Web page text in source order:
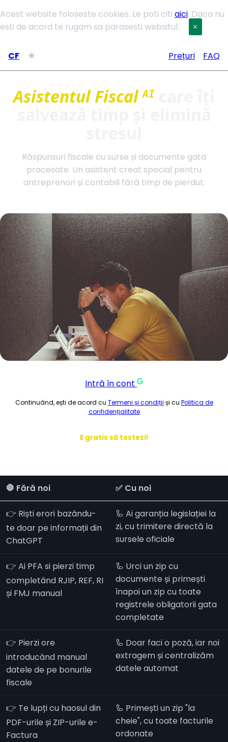
Acest website foloseste cookies. Le poti citi aici. Daca nu
esti de acord te rugam sa parasesti websitul.
CF Prețuri FAQ
Asistentul FiscalAI
Răspunsuri fiscale cu surse și documente gata
procesate. Un asistent creat special pentru
antreprenori și contabili fără timp de pierdut.
Intră în cont
Continuând, ești de acord cu Termeni și condiții și cu Politica de
confidențialitate
E gratis să testezi!
🛑 Fără noi ✅ Cu noi
👉 Riști erori bazându-
te doar pe informații din
ChatGPT
🦾 Ai garanția legislației la
zi, cu trimitere directă la
sursele oficiale
👉 Ai PFA si pierzi timp
completând RJIP, REF, RI
și FMJ manual
🦾 Urci un zip cu
documente și primești
înapoi un zip cu toate
registrele obligatorii gata
completate
👉 Pierzi ore
introducând manual
datele de pe bonurile
fiscale
🦾 Doar faci o poză, iar noi
extragem și centralizăm
datele automat
👉 Te lupți cu haosul din
PDF-urile și ZIP-urile e-
Factura
🦾 Primești un zip "la
cheie", cu toate facturile
ordonate